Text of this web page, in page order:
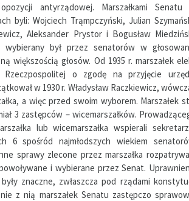
antyrządowej. Marszałkami Senatu
byli: Wojciech Trąmpczyński, Julian
Aleksander Prystor i Bogusław
wybierany był przez senatorów w
większością głosów. Od 1935 r. marszałek
Rzeczpospolitej o zgodę na przyjęcie
w 1930 r. Władysław Raczkiewicz,
a więc przed swoim wyborem. Marszałek
3 zastępców – wicemarszałków.
lub wicemarszałka wspierali
6 spośród najmłodszych wiekiem
sprawy zlecone przez marszałka
i wybierane przez Senat.
znaczne, zwłaszcza pod rządami
z nią marszałek Senatu zastępczo